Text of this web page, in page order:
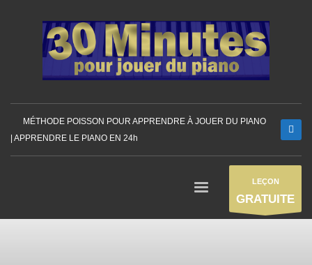
MÉTHODE POISSON POUR APPRENDRE À JOUER DU PIANO
| APPRENDRE LE PIANO EN 24h
LEÇON
GRATUITE